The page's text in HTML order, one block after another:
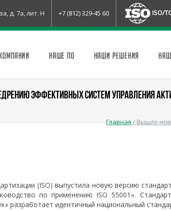
д. 7а, лит. Н +7 (812) 329-45 60 ISO/
НАШЕ ПО НАШИ РЕШЕНИЯ
ЭФФЕКТИВНЫХ СИСТЕМ УПРАВЛЕНИЯ
Главная/Вышло
(ISO) выпустила новую версию
по применению ISO 55001».
разработает идентичный национальный